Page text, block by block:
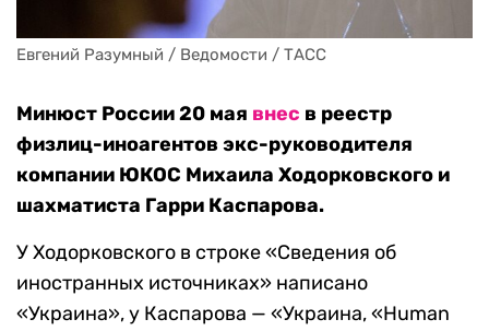
Евгений Разумный / Ведомости / ТАСС
Минюст России 20 мая внес в реестр
физлиц-иноагентов экс-руководителя
компании ЮКОС Михаила Ходорковского и
шахматиста Гарри Каспарова.
У Ходорковского в строке «Сведения об
иностранных источниках» написано
«Украина», у Каспарова — «Украина, «Human